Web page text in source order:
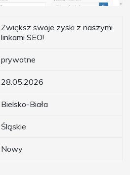
Zwiększ swoje zyski z naszymi
linkami SEO!
prywatne
28.05.2026
Bielsko-Biała
Śląskie
Nowy